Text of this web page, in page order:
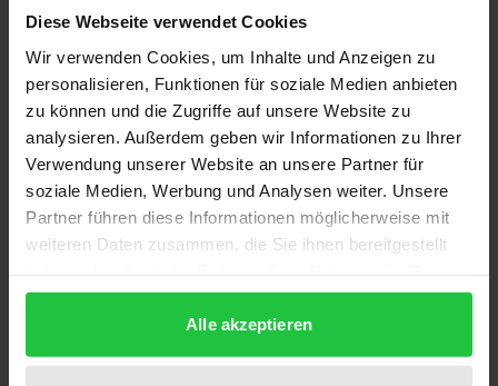
Diese Webseite verwendet Cookies
Wir verwenden Cookies, um Inhalte und Anzeigen zu
personalisieren, Funktionen für soziale Medien anbieten
zu können und die Zugriffe auf unsere Website zu
analysieren. Außerdem geben wir Informationen zu Ihrer
Verwendung unserer Website an unsere Partner für
soziale Medien, Werbung und Analysen weiter. Unsere
Partner führen diese Informationen möglicherweise mit
weiteren Daten zusammen, die Sie ihnen bereitgestellt
gesammelt haben.
Alle akzeptieren
Zudem werden auf Basis einer empirischen Analyse
Erkenntnisse darüber gewonnen, welche
Wirkungsmechanismen die Macht im Bezug auf
erzwungene Entlassungen von
Vorstandsvorsitzenden determinieren.
Die Arbeit leistet in drei Bereichen einen Beitrag für
die Corporate-Governance-Forschung: Erstens
US-amerikanischen Managerial-Power-Theorie auf
das deutsche System. Zweitens wird die empirische